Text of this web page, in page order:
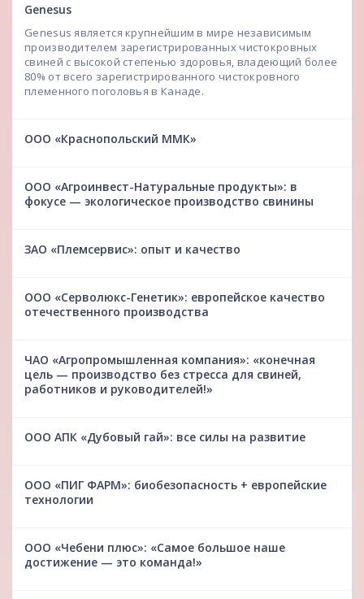
Genesus
Genesus является крупнейшим в мире независимым
производителем зарегистрированных чистокровных
свиней с высокой степенью здоровья, владеющий более
80% от всего зарегистрированного чистокровного
племенного поголовья в Канаде.
ООО «Краснопольский ММК»
ООО «Агроинвест-Натуральные продукты»: в
фокусе — экологическое производство свинины
ЗАО «Племсервис»: опыт и качество
ООО «Серволюкс-Генетик»: европейское качество
отечественного производства
ЧАО «Агропромышленная компания»: «конечная
цель — производство без стресса для свиней,
работников и руководителей!»
ООО АПК «Дубовый гай»: все силы на развитие
ООО «ПИГ ФАРМ»: биобезопасность + европейские
технологии
ООО «Чебени плюс»: «Самое большое наше
достижение — это команда!»